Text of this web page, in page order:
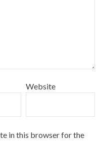
Website
in this browser for the